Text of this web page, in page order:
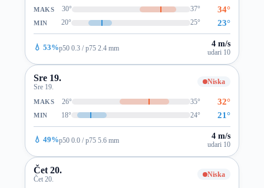
MAKS 30° 37° 34°
MIN 20° 25° 23°
💧 53%p50 0.3 / p75 2.4 mm 4 m/s
udari 10
Sre 19.
Sre 19.
Niska
MAKS 26° 35° 32°
MIN 18° 24° 21°
💧 49%p50 0.0 / p75 5.6 mm 4 m/s
udari 10
Čet 20.
Čet 20.
Niska